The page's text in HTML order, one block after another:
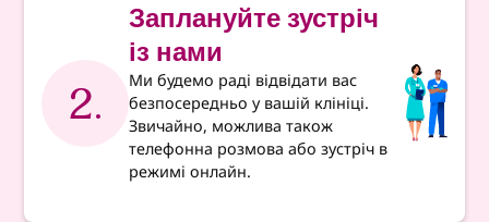
2.
Заплануйте зустріч
із нами
Ми будемо раді відвідати вас
безпосередньо у вашій клініці.
Звичайно, можлива також
телефонна розмова або зустріч в
режимі онлайн.